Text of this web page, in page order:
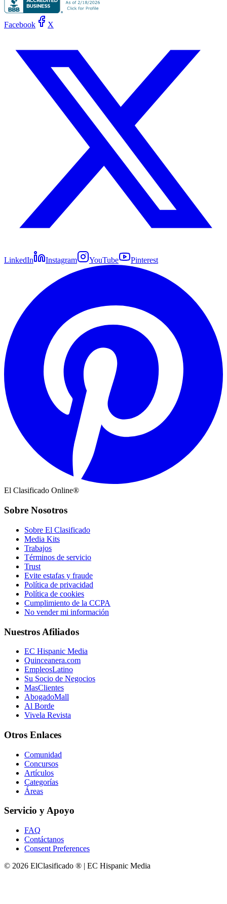
Facebook X
LinkedIn Instagram YouTube Pinterest
El Clasificado Online®
Sobre Nosotros
Sobre El Clasificado
Media Kits
Trabajos
Términos de servicio
Trust
Evite estafas y fraude
Política de privacidad
Política de cookies
Cumplimiento de la CCPA
No vender mi información
Nuestros Afiliados
EC Hispanic Media
Quinceanera.com
EmpleosLatino
Su Socio de Negocios
MasClientes
AbogadoMall
Al Borde
Vivela Revista
Otros Enlaces
Comunidad
Concursos
Artículos
Categorías
Áreas
Servicio y Apoyo
FAQ
Contáctanos
Consent Preferences
© 2026 ElClasificado ® | EC Hispanic Media